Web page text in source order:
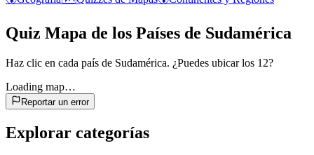
Quiz Mapa de los Países de Sudamérica
Haz clic en cada país de Sudamérica. ¿Puedes ubicar los 12?
Loading map…
Reportar un error
Explorar categorías